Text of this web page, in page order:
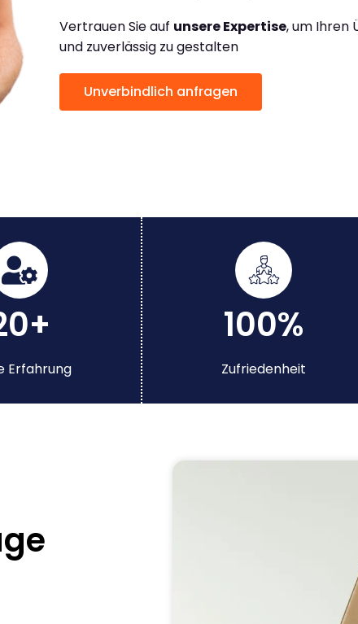
Vertrauen Sie auf unsere Expertise, um Ihren
und zuverlässig zu gestalten
Unverbindlich anfragen
Erfahrung
100%
Zufriedenheit